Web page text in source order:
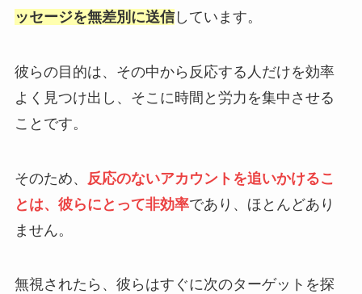
ッセージを無差別に送信しています。
彼らの目的は、その中から反応する人だけを効率
よく見つけ出し、そこに時間と労力を集中させる
ことです。
そのため、
反応のないアカウントを追いかけるこ
とは、彼らにとって非効率であり、ほとんどあり
ません。
無視されたら、彼らはすぐに次のターゲットを探